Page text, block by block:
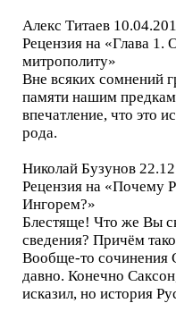
Алекс Титаев
Рецензия на «Глава 1.
митрополиту»
Вне всяких сомнений
памяти нашим
впечатление, что это
рода.
Николай Бузунов
Рецензия на «Почему
Ингорем?»
Блестяще! Что же Вы
сведения? Причём
Вообще-то сочинения
давно. Конечно
исказил, но история